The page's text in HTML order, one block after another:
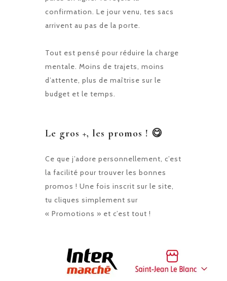
confirmation. Le jour venu, tes sacs
arrivent au pas de la porte.
Tout est pensé pour réduire la charge
mentale. Moins de trajets, moins
d’attente, plus de maîtrise sur le
budget et le temps.
Le gros +, les promos ! 😋
Ce que j’adore personnellement, c’est
la facilité pour trouver les bonnes
promos ! Une fois inscrit sur le site,
tu cliques simplement sur
« Promotions » et c’est tout !